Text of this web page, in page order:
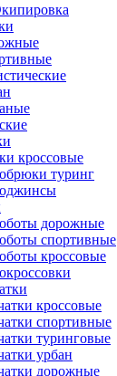
кроссовые
туринг
дорожные
спортивные
кроссовые
кроссовые
спортивные
туринговые
урбан
дорожные